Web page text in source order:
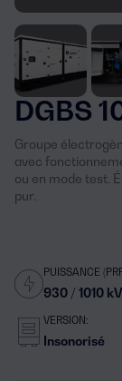
DGBS
Groupe
avec
ou en mode test.
pur.
PUISSANCE
930 / 1010
VERSION:
Insonorisé